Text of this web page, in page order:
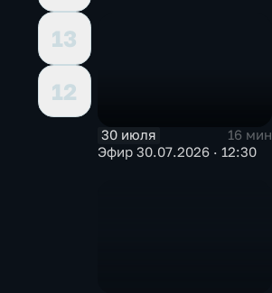
13
12
30 июля
16 мин
Эфир 30.07.2026 · 12:30